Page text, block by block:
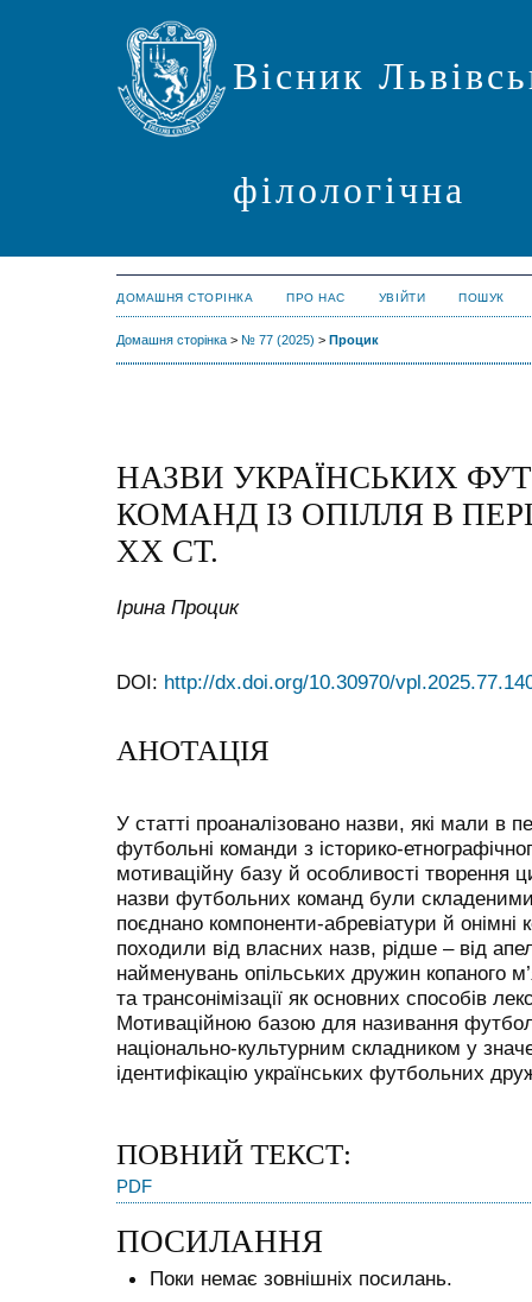
Вісник
філологічна
ДОМАШНЯ СТОРІНКА ПРО НАС УВІЙТИ ПОШУК
Домашня сторінка > № 77 (2025) > Процик
НАЗВИ УКРАЇНСЬКИХ
КОМАНД ІЗ ОПІЛЛЯ В
ХХ СТ.
Ірина Процик
DOI: http://dx.doi.org/10.30970/
АНОТАЦІЯ
У статті проаналізовано назви, які мали в
футбольні команди з історико-
мотиваційну базу й особливості
назви футбольних команд були складеними
поєднано компоненти-абревіатури й онімні
походили від власних назв, рідше – від
найменувань опільських дружин копаного
та трансонімізації як основних способів
Мотиваційною базою для називання
національно-культурним складником у
ідентифікацію українських футбольних
ПОВНИЙ ТЕКСТ:
PDF
ПОСИЛАННЯ
Поки немає зовнішніх посилань.